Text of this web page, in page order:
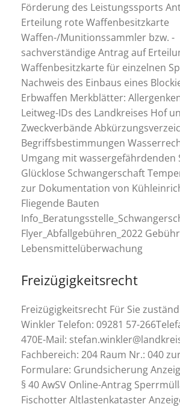
Förderung des Leistungssports
Erteilung rote Waffenbesitzkarte
Waffen-/Munitionssammler bzw. -
sachverständige Antrag auf
Waffenbesitzkarte für einzelnen
Nachweis des Einbaus eines
Erbwaffen Merkblätter:
Leitweg-IDs des Landkreises Hof
Zweckverbände
Begriffsbestimmungen
Umgang mit wassergefährdenden
Glücklose Schwangerschaft
zur Dokumentation von
Fliegende Bauten
Flyer_Abfallgebühren_2022
Lebensmittelüberwachung
Freizügigkeitsrecht
Freizügigkeitsrecht Für Sie
Winkler Telefon: 09281 57-
470E-Mail:
Fachbereich: 204 Raum Nr.: 040
Formulare: Grundsicherung
§ 40 AwSV Online-Antrag
Fischotter Altlastenkataster